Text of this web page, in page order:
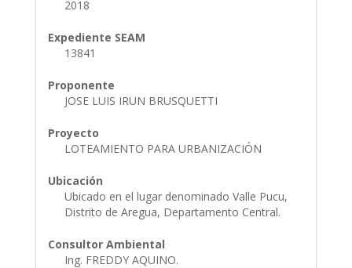
2018
Expediente SEAM
13841
Proponente
JOSE LUIS IRUN BRUSQUETTI
Proyecto
LOTEAMIENTO PARA URBANIZACIÓN
Ubicación
Ubicado en el lugar denominado Valle Pucu,
Distrito de Aregua, Departamento Central.
Consultor Ambiental
Ing. FREDDY AQUINO.